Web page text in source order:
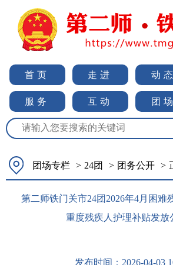
首页 走进 动态
服务 互动 团场
团场专栏 > 24团 > 团务公开 >
第二师铁门关市24团2026年4月困难
重度残疾人护理补贴发放
发布时间： 2026-04-03